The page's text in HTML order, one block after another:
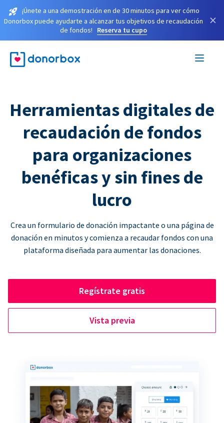
¡Únete a una demostración en de 30 minutos para ver cómo
Donorbox puede ayudarte a alcanzar tus objetivos de recaudación
de fondos!
Reserva tu cupo
×
Herramientas digitales de
recaudación de fondos
para organizaciones
benéficas y sin fines de
lucro
Crea un formulario de donación impactante o una página de
donación en minutos y comienza a recaudar fondos con una
plataforma diseñada para aumentar las donaciones.
Regístrate gratis
Vista previa